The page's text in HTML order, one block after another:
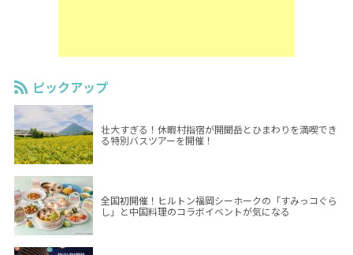
ピックアップ
壮大すぎる！休暇村指宿が開聞岳とひまわりを満喫でき
る特別バスツアーを開催！
全国初開催！ヒルトン福岡シーホークの「すみっコぐら
し」と中国料理のコラボイベントが気になる